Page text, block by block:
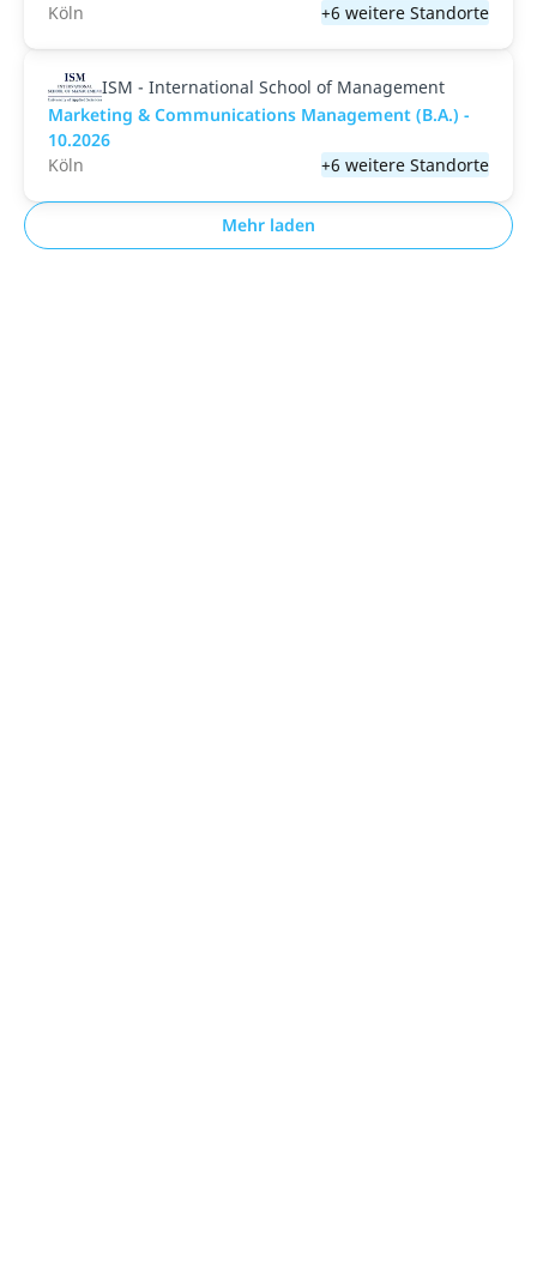
Köln
+6 weitere Standorte
ISM - International School of Management
Marketing & Communications Management (B.A.) -
10.2026
Köln
+6 weitere Standorte
Mehr laden